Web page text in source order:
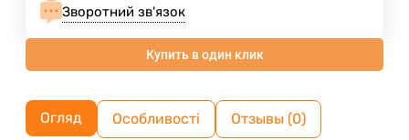
Зворотний зв'язок
Купить в один клик
Огляд Особливості Отзывы (0)